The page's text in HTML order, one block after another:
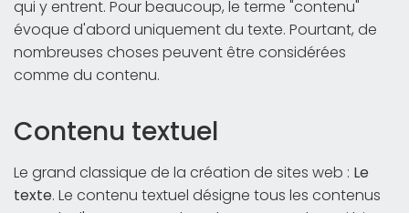
qui y entrent. Pour beaucoup, le terme "contenu"
évoque d'abord uniquement du texte. Pourtant, de
nombreuses choses peuvent être considérées
comme du contenu.
Contenu textuel
Le grand classique de la création de sites web : Le
texte. Le contenu textuel désigne tous les contenus